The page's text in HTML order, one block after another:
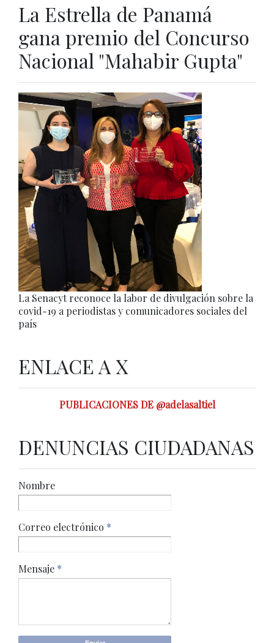
La Estrella de Panamá
gana premio del Concurso
Nacional "Mahabir Gupta"
La Senacyt reconoce la labor de divulgación sobre la
covid-19 a periodistas y comunicadores sociales del
país
ENLACE A X
PUBLICACIONES DE @adelasaltiel
DENUNCIAS CIUDADANAS
Nombre
Correo electrónico *
Mensaje *